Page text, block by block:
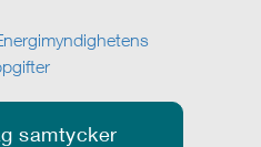
samtycker